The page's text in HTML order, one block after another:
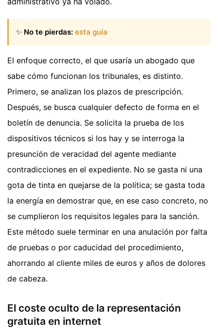
✨ No te pierdas: esta guía
El enfoque correcto, el que usaría un abogado que
sabe cómo funcionan los tribunales, es distinto.
Primero, se analizan los plazos de prescripción.
Después, se busca cualquier defecto de forma en el
boletín de denuncia. Se solicita la prueba de los
dispositivos técnicos si los hay y se interroga la
presunción de veracidad del agente mediante
contradicciones en el expediente. No se gasta ni una
gota de tinta en quejarse de la política; se gasta toda
la energía en demostrar que, en ese caso concreto, no
se cumplieron los requisitos legales para la sanción.
Este método suele terminar en una anulación por falta
de pruebas o por caducidad del procedimiento,
ahorrando al cliente miles de euros y años de dolores
de cabeza.
El coste oculto de la representación
gratuita en internet